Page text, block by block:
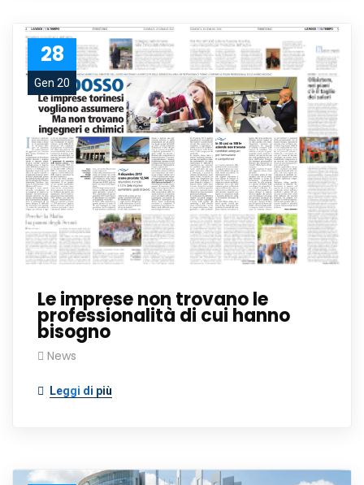
28
Gen 20
Le imprese non trovano le
professionalità di cui hanno
bisogno
News
Leggi di più